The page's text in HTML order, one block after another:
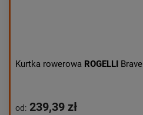
Kurtka rowerowa ROGELLI Brave
od: 239,39 zł